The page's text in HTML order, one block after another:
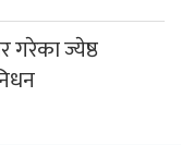
गरेका ज्येष्ठ